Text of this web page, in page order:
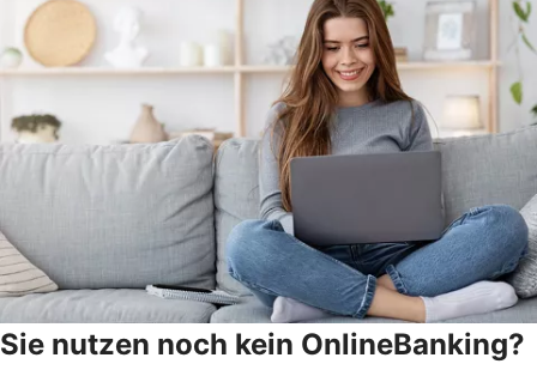
Sie nutzen noch kein OnlineBanking?